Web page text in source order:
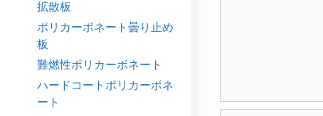
拡散板
ポリカーボネート曇り止め
板
難燃性ポリカーボネート
ハードコートポリカーボネ
ート